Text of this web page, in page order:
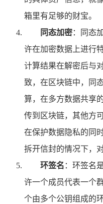
箱里有足够的财宝。
同态加密：同态
许在加密数据上进行
计算结果在解密后与
致，在区块链中，同
算，在多方数据共享
传到区块链，其他方
在保护数据隐私的同
拆开信封的情况下，
环签名 ：环签名
许一个成员代表一个
个由多个公钥组成的